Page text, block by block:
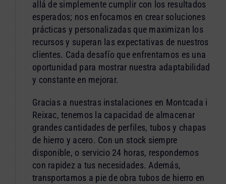
allá de simplemente cumplir con los resultados
esperados; nos enfocamos en crear soluciones
prácticas y personalizadas que maximizan los
recursos y superan las expectativas de nuestros
clientes. Cada desafío que enfrentamos es una
oportunidad para mostrar nuestra adaptabilidad
y constante en mejorar.
Gracias a nuestras instalaciones en Montcada i
Reixac, tenemos la capacidad de almacenar
grandes cantidades de perfiles, tubos y chapas
de hierro y acero. Con un stock siempre
disponible, o servicio 24 horas, respondemos
con rapidez a tus necesidades. Además,
transportamos a pie de obra tubos de hierro en